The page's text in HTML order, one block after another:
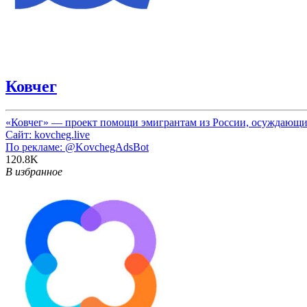
Ковчег
«Ковчег» — проект помощи эмигрантам из России,
Сайт: kovcheg.live
По рекламе: @KovchegAdsBot
120.8K
В избранное